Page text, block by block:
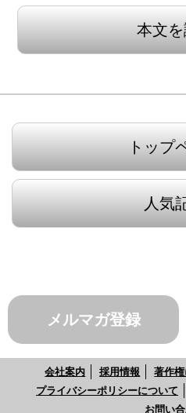
本文
トップ
人気
メルマガ登録
会社案内 採用情報 著作
プライバシーポリシーについて
お問い